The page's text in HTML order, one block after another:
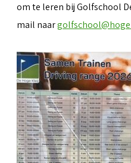
om te leren bij Golfschool
mail naar